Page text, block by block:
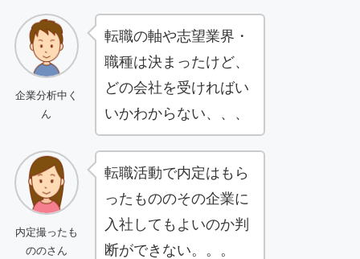
企業分析中く
ん
転職の軸や志望業界・
職種は決まったけど、
どの会社を受ければい
いかわからない、、、
内定撮ったも
ののさん
転職活動で内定はもら
ったもののその企業に
入社してもよいのか判
断ができない。。。